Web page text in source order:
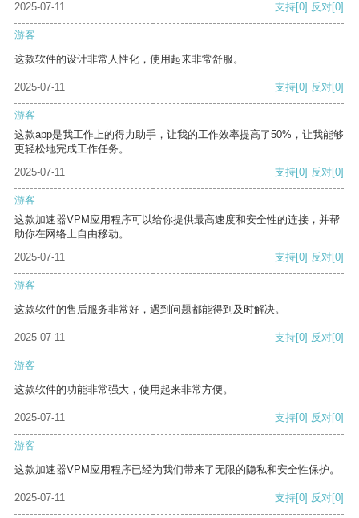
2025-07-11
支持[0] 反对[0]
游客
这款软件的设计非常人性化，使用起来非常舒服。
2025-07-11 支持[0] 反对[0]
游客
这款app是我工作上的得力助手，让我的工作效率提高了50%，让我能够
更轻松地完成工作任务。
2025-07-11
支持[0] 反对[0]
游客
这款加速器VPM应用程序可以给你提供最高速度和安全性的连接，并帮
助你在网络上自由移动。
2025-07-11
支持[0] 反对[0]
游客
这款软件的售后服务非常好，遇到问题都能得到及时解决。
2025-07-11 支持[0] 反对[0]
游客
这款软件的功能非常强大，使用起来非常方便。
2025-07-11 支持[0] 反对[0]
游客
这款加速器VPM应用程序已经为我们带来了无限的隐私和安全性保护。
2025-07-11 支持[0] 反对[0]